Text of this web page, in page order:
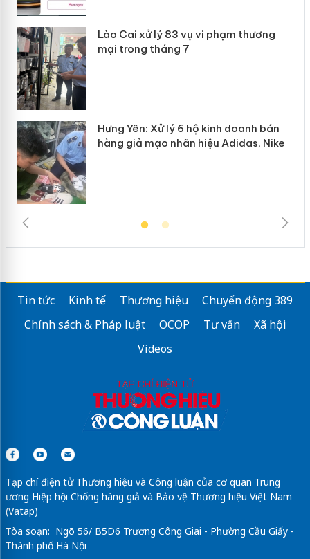
Lào Cai xử lý 83 vụ vi phạm thương
mại trong tháng 7
Hưng Yên: Xử lý 6 hộ kinh doanh bán
hàng giả mạo nhãn hiệu Adidas, Nike
Tin tức Kinh tế Thương hiệu
Chuyển động 389
Chính sách & Pháp luật
OCOP Tư vấn
Xã hội
Videos
Tạp chí điện tử Thương hiệu và Công luận của cơ quan Trung
ương Hiệp hội Chống hàng giả và Bảo vệ Thương hiệu Việt Nam
(Vatap)
Tòa soạn: Ngõ 56/ B5D6 Trương Công Giai - Phường Cầu Giấy -
Thành phố Hà Nội